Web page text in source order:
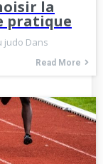
la
pratique
judo Dans
Read More